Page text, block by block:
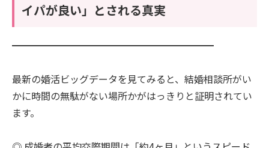
イパが良い」とされる真実
━━━━━━━━━━━━━━━━━━━━━
最新の婚活ビッグデータを見てみると、結婚相談所がい
かに時間の無駄がない場所かがはっきりと証明されてい
ます。